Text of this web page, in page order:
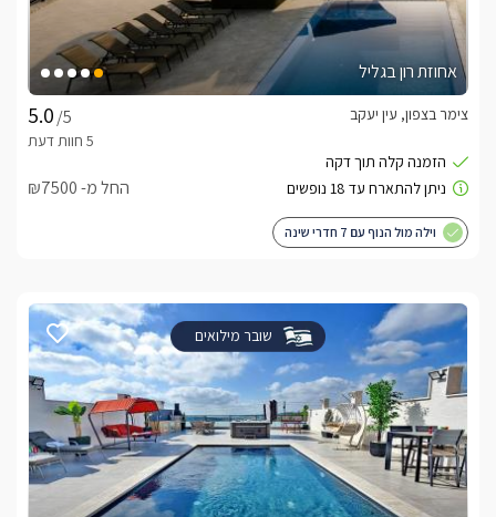
אחוזת רון בגליל
/5
צימר בצפון, עין יעקב
החל מ- ₪7500
וילה מול הנוף עם 7 חדרי שינה
שובר מילואים